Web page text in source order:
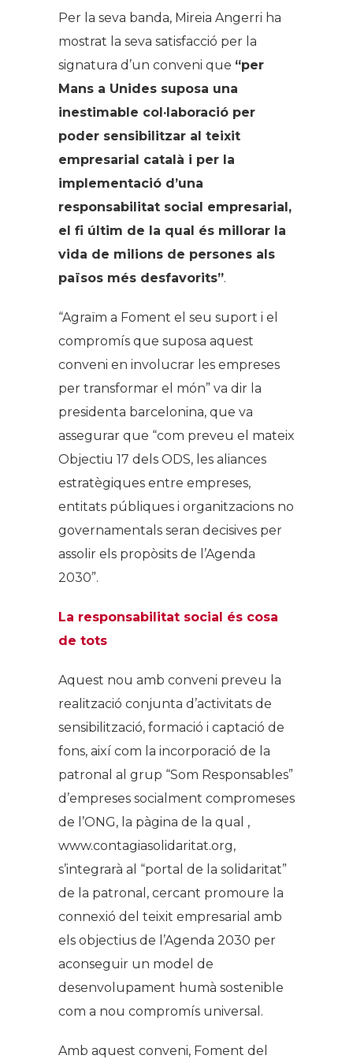
Per la seva banda, Mireia Angerri ha
mostrat la seva satisfacció per la
signatura d’un conveni que “per
Mans a Unides suposa una
inestimable col·laboració per
poder sensibilitzar al teixit
empresarial català i per la
implementació d’una
responsabilitat social empresarial,
el fi últim de la qual és millorar la
vida de milions de persones als
països més desfavorits”.
“Agraïm a Foment el seu suport i el
compromís que suposa aquest
conveni en involucrar les empreses
per transformar el món” va dir la
presidenta barcelonina, que va
assegurar que “com preveu el mateix
Objectiu 17 dels ODS, les aliances
estratègiques entre empreses,
entitats públiques i organitzacions no
governamentals seran decisives per
assolir els propòsits de l’Agenda
2030”.
La responsabilitat social és cosa
de tots
Aquest nou amb conveni preveu la
realització conjunta d’activitats de
sensibilització, formació i captació de
fons, així com la incorporació de la
patronal al grup “Som Responsables”
d’empreses socialment compromeses
de l’ONG, la pàgina de la qual ,
www.contagiasolidaritat.org,
s’integrarà al “portal de la solidaritat”
de la patronal, cercant promoure la
connexió del teixit empresarial amb
els objectius de l’Agenda 2030 per
aconseguir un model de
desenvolupament humà sostenible
com a nou compromís universal.
Amb aquest conveni, Foment del